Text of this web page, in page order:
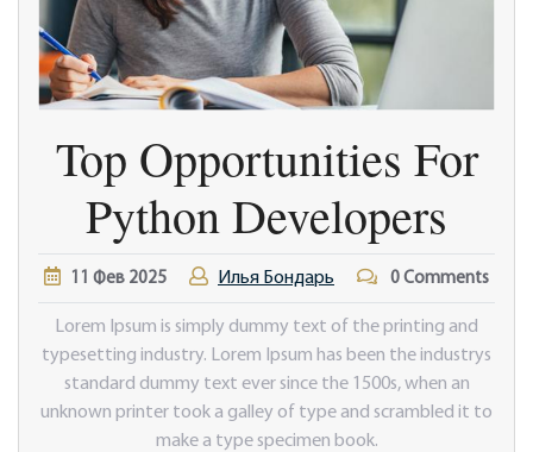
Top Opportunities For
Python Developers
11 Фев 2025 Илья Бондарь 0 Comments
Lorem Ipsum is simply dummy text of the printing and
typesetting industry. Lorem Ipsum has been the industrys
standard dummy text ever since the 1500s, when an
unknown printer took a galley of type and scrambled it to
make a type specimen book.